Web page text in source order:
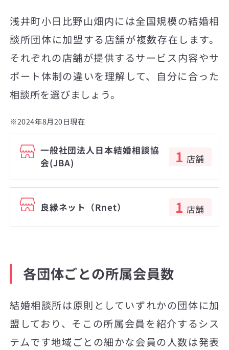
浅井町小日比野山畑内には全国規模の結婚相
談所団体に加盟する店舗が複数存在します。
それぞれの店舗が提供するサービス内容やサ
ポート体制の違いを理解して、自分に合った
相談所を選びましょう。
※2024年8月20日現在
一般社団法人日本結婚相談協
会(JBA)
1 店舗
良縁ネット（Rnet） 1 店舗
各団体ごとの所属会員数
結婚相談所は原則としていずれかの団体に加
盟しており、そこの所属会員を紹介するシス
テムです地域ごとの細かな会員の人数は発表